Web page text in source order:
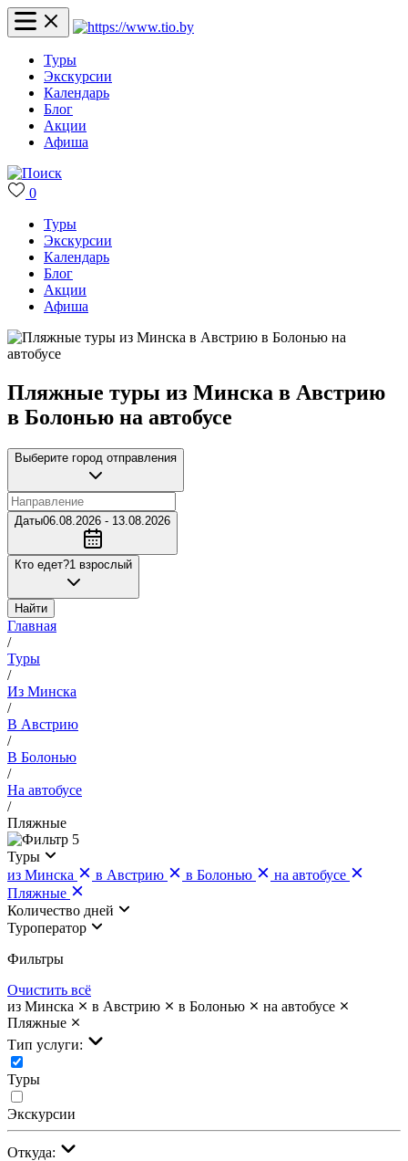
Туры
Экскурсии
Календарь
Блог
Акции
Афиша
0
Туры
Экскурсии
Календарь
Блог
Акции
Афиша
Пляжные туры из Минска в Австрию
в Болонью на автобусе
Выберите город отправления
Даты06.08.2026 - 13.08.2026
Кто едет?1 взрослый
Найти
Главная
/
Туры
/
Из Минска
/
В Австрию
/
В Болонью
/
На автобусе
/
Пляжные
5
Туры
из Минска
в Австрию в Болонью
на автобусе
Пляжные
Количество дней
Туроператор
Фильтры
Очистить всё
из Минска
в Австрию в Болонью
на автобусе
Пляжные
Тип услуги:
Туры
Экскурсии
Откуда: